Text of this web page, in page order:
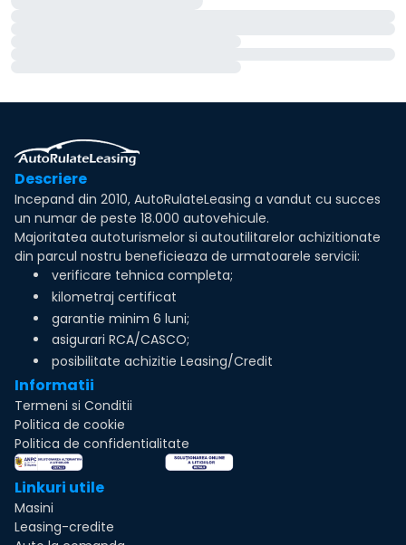
Descriere
Incepand din 2010, AutoRulateLeasing a vandut cu succes
un numar de peste 18.000 autovehicule.
Majoritatea autoturismelor si autoutilitarelor achizitionate
din parcul nostru beneficieaza de urmatoarele servicii:
verificare tehnica completa;
kilometraj certificat
garantie minim 6 luni;
asigurari RCA/CASCO;
posibilitate achizitie Leasing/Credit
Informatii
Termeni si Conditii
Politica de cookie
Politica de confidentialitate
Linkuri utile
Masini
Leasing-credite